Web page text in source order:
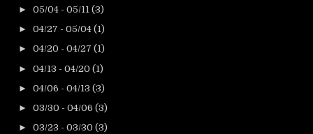
► 05/04 - 05/11 (3)
► 04/27 - 05/04 (1)
► 04/20 - 04/27 (1)
► 04/13 - 04/20 (1)
► 04/06 - 04/13 (3)
► 03/30 - 04/06 (3)
► 03/23 - 03/30 (3)